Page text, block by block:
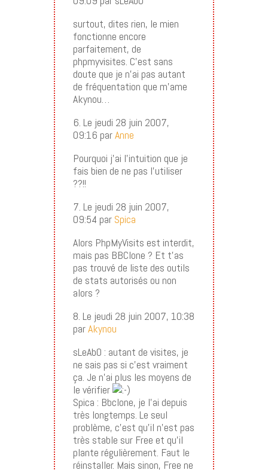
surtout, dites rien, le mien
fonctionne encore
parfaitement, de
phpmyvisites. C’est sans
doute que je n’ai pas autant
de fréquentation que m’ame
Akynou…
6. Le jeudi 28 juin 2007,
09:16 parAnne
Pourquoi j’ai l’intuition que je
fais bien de ne pas l’utiliser
??!!
7. Le jeudi 28 juin 2007,
09:54 par Spica
Alors PhpMyVisits est interdit,
mais pas BBClone ? Et t’as
pas trouvé de liste des outils
de stats autorisés ou non
alors ?
8. Le jeudi 28 juin 2007, 10:38
parAkynou
sLeAbO : autant de visites, je
ne sais pas si c’est vraiment
ça. Je n’ai plus les moyens de
le vérifier
Spica : Bbclone, je l’ai depuis
très longtemps. Le seul
problème, c’est qu’il n’est pas
très stable sur Free et qu’il
plante régulièrement. Faut le
réinstaller. Mais sinon, Free ne